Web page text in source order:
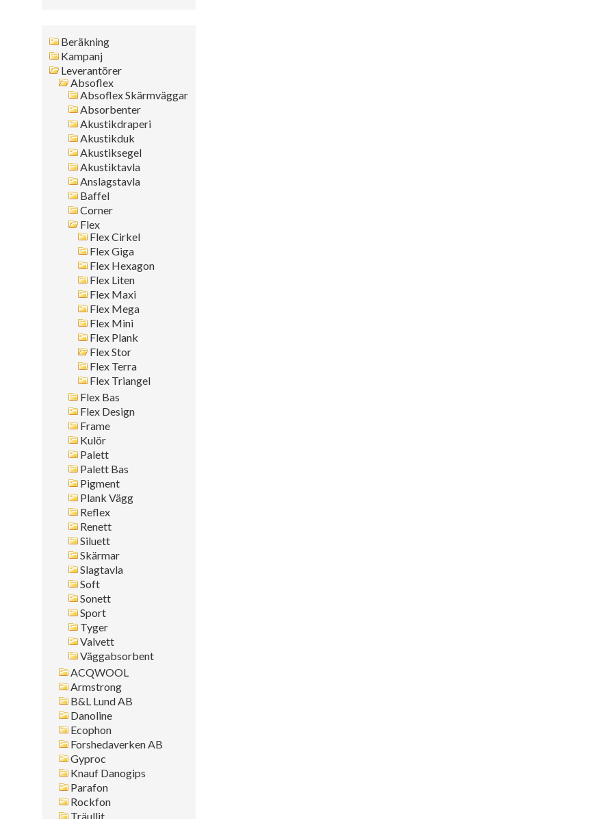
Fritext
Artikelnr
Namn
Leverantör
Format
Tjocklek
Artikelgrupp
Kanttyp
Placering
Montagesätt
Sök i allt
Beräkning
Kampanj
Leverantörer
Absoflex
Absoflex Skärmväggar
Absorbenter
Akustikdraperi
Akustikduk
Akustiksegel
Akustiktavla
Anslagstavla
Baffel
Corner
Flex
Flex Cirkel
Flex Giga
Flex Hexagon
Flex Liten
Flex Maxi
Flex Mega
Flex Mini
Flex Plank
Flex Stor
Flex Terra
Flex Triangel
Flex Bas
Flex Design
Frame
Kulör
Palett
Palett Bas
Pigment
Plank Vägg
Reflex
Renett
Siluett
Skärmar
Slagtavla
Soft
Sonett
Sport
Tyger
Valvett
Väggabsorbent
ACQWOOL
Armstrong
B&L Lund AB
Danoline
Ecophon
Forshedaverken AB
Gyproc
Knauf Danogips
Parafon
Rockfon
Träullit